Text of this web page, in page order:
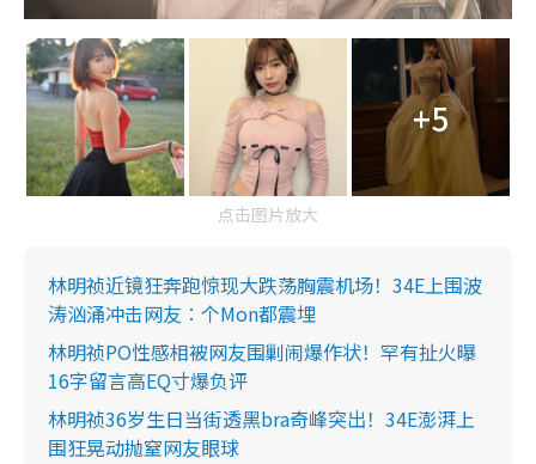
+5
点击图片放大
林明祯近镜狂奔跑惊现大跌荡胸震机场！34E上围波
涛汹涌冲击网友︰个Mon都震埋
林明祯PO性感相被网友围剿闹爆作状！罕有扯火曝
16字留言高EQ寸爆负评
林明祯36岁生日当街透黑bra奇峰突出！34E澎湃上
围狂晃动抛窒网友眼球